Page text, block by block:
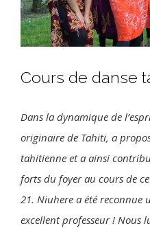
Cours de danse
Dans la dynamique de
originaire de Tahiti, a
tahitienne et a ainsi
forts du foyer au cours de
21. Niuhere a été reconnue
excellent professeur ! Nous